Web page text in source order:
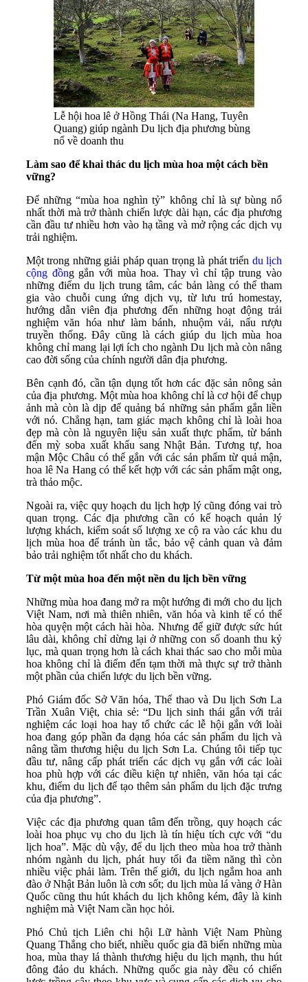
Lễ hội hoa lê ở Hồng Thái (Na Hang, Tuyên
Quang) giúp ngành Du lịch địa phương bùng
nổ về doanh thu
Làm sao để khai thác du lịch mùa hoa một cách bền
vững?
Để những “mùa hoa nghìn tỷ” không chỉ là sự bùng nổ
nhất thời mà trở thành chiến lược dài hạn, các địa phương
cần đầu tư nhiều hơn vào hạ tầng và mở rộng các dịch vụ
trải nghiệm.
Một trong những giải pháp quan trọng là phát triển du lịch
cộng đồng gắn với mùa hoa. Thay vì chỉ tập trung vào
những điểm du lịch trung tâm, các bản làng có thể tham
gia vào chuỗi cung ứng dịch vụ, từ lưu trú homestay,
hướng dẫn viên địa phương đến những hoạt động trải
nghiệm văn hóa như làm bánh, nhuộm vải, nấu rượu
truyền thống. Đây cũng là cách giúp du lịch mùa hoa
không chỉ mang lại lợi ích cho ngành Du lịch mà còn nâng
cao đời sống của chính người dân địa phương.
Bên cạnh đó, cần tận dụng tốt hơn các đặc sản nông sản
của địa phương. Một mùa hoa không chỉ là cơ hội để chụp
ảnh mà còn là dịp để quảng bá những sản phẩm gắn liền
với nó. Chẳng hạn, tam giác mạch không chỉ là loài hoa
đẹp mà còn là nguyên liệu sản xuất thực phẩm, từ bánh
đến mỳ soba xuất khẩu sang Nhật Bản. Tương tự, hoa
mận Mộc Châu có thể gắn với các sản phẩm từ quả mận,
hoa lê Na Hang có thể kết hợp với các sản phẩm mật ong,
trà thảo mộc.
Ngoài ra, việc quy hoạch du lịch hợp lýcũng đóng vai trò
quan trọng. Các địa phương cần có kế hoạch quản lý
lượng khách, kiểm soát số lượng xe cộ ra vào các khu du
lịch mùa hoa để tránh ùn tắc, bảo vệ cảnh quan và đảm
bảo trải nghiệm tốt nhất cho du khách.
Từ một mùa hoa đến một nền du lịch bền vững
Những mùa hoa đang mở ra một hướng đi mới cho du lịch
Việt Nam, nơi mà thiên nhiên, văn hóa và kinh tế có thể
hòa quyện một cách hài hòa. Nhưng để giữ được sức hút
lâu dài, không chỉ dừng lại ở những con số doanh thu kỷ
lục, mà quan trọng hơn là cách khai thác sao cho mỗi mùa
hoa không chỉ là điểm đến tạm thời mà thực sự trở thành
một phần của chiến lược du lịch bền vững.
Phó Giám đốc Sở Văn hóa, Thể thao và Du lịch Sơn La
Trần Xuân Việt, chia sẻ: “Du lịch sinh thái gắn với trải
nghiệm các loại hoa hay tổ chức các lễ hội gắn với loài
hoa đang góp phần đa dạng hóa các sản phẩm du lịch và
nâng tầm thương hiệu du lịch Sơn La. Chúng tôi tiếp tục
đầu tư, nâng cấp phát triển các dịch vụ gắn với các loài
hoa phù hợp với các điều kiện tự nhiên, văn hóa tại các
khu, điểm du lịch để tạo thêm sản phẩm du lịch đặc trưng
của địa phương”.
Việc các địa phương quan tâm đến trồng, quy hoạch các
loài hoa phục vụ cho du lịch là tín hiệu tích cực với “du
lịch hoa”. Mặc dù vậy, để du lịch theo mùa hoa trở thành
nhóm ngành du lịch, phát huy tối đa tiềm năng thì còn
nhiều việc phải làm. Trên thế giới, du lịch ngắm hoa anh
đào ở Nhật Bản luôn là cơn sốt; du lịch mùa lá vàng ở Hàn
Quốc cũng thu hút khách du lịch không kém, đây là kinh
nghiệm mà Việt Nam cần học hỏi.
Phó Chủ tịch Liên chi hội Lữ hành Việt Nam Phùng
Quang Thắng cho biết, nhiều quốc gia đã biến những mùa
hoa, mùa thay lá thành thương hiệu du lịch mạnh, thu hút
đông đảo du khách. Những quốc gia này đều có chiến